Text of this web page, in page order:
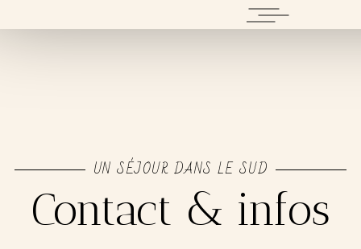
UN SÉJOUR DANS LE SUD
Contact & infos